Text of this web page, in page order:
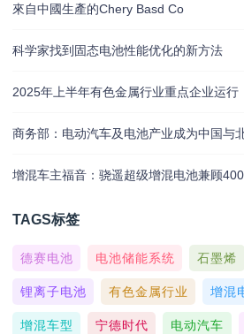
來自中國生產的Chery Basd Co
科学家找到固态电池性能优化的新方法
2025年上半年有色金属行业重点企业运行
商务部：电动汽车及电池产业成为中国与
增混车主福音：骁遥超级增混电池兼顾400
TAGS标签
德赛电池 电池储能系统 石墨烯
锂离子电池 有色金属行业 增混
增混车型 宁德时代 电动汽车